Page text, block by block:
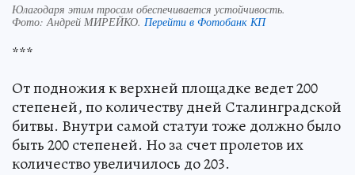
Юлагодаря этим тросам обеспечивается устойчивость.
Фото: Андрей МИРЕЙКО. Перейти в Фотобанк КП
***
От подножия к верхней площадке ведет 200
степеней, по количеству дней Сталинградской
битвы. Внутри самой статуи тоже должно было
быть 200 степеней. Но за счет пролетов их
количество увеличилось до 203.